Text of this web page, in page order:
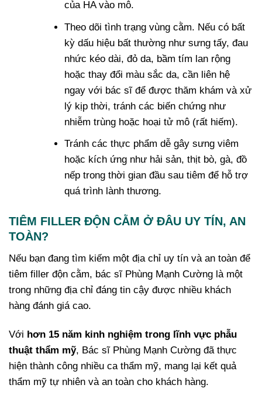
của HA vào mô.
Theo dõi tình trạng vùng cằm. Nếu có bất
kỳ dấu hiệu bất thường như sưng tấy, đau
nhức kéo dài, đỏ da, bầm tím lan rộng
hoặc thay đổi màu sắc da, cần liên hệ
ngay với bác sĩ để được thăm khám và xử
lý kịp thời, tránh các biến chứng như
nhiễm trùng hoặc hoại tử mô (rất hiếm).
Tránh các thực phẩm dễ gây sưng viêm
hoặc kích ứng như hải sản, thịt bò, gà, đồ
nếp trong thời gian đầu sau tiêm để hỗ trợ
quá trình lành thương.
TIÊM FILLER ĐỘN CẰM Ở ĐÂU UY TÍN, AN
TOÀN?
Nếu bạn đang tìm kiếm một địa chỉ uy tín và an toàn để
tiêm filler độn cằm, bác sĩ Phùng Mạnh Cường là một
trong những địa chỉ đáng tin cậy được nhiều khách
hàng đánh giá cao.
Với hơn 15 năm kinh nghiệm trong lĩnh vực phẫu
thuật thẩm mỹ, Bác sĩ Phùng Mạnh Cường đã thực
hiện thành công nhiều ca thẩm mỹ, mang lại kết quả
thẩm mỹ tự nhiên và an toàn cho khách hàng.